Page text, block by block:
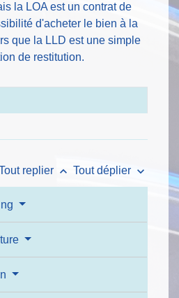
la LOA est un contrat de
d'acheter le bien à la
que la LLD est une simple
de restitution.
replier keyboard_arrow_up Tout déplier keyboard_arrow_down